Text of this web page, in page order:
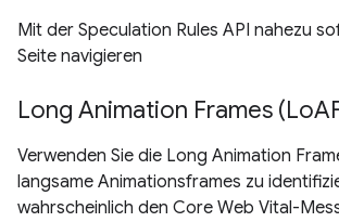
Mit der Speculation Rules API nahezu
Seite navigieren
Long Animation Frames
Verwenden Sie die Long Animation
langsame Animationsframes zu
wahrscheinlich den Core Web Vital-